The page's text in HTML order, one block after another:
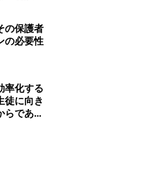
の保護者
の必要性
率化する
徒に向き
らである